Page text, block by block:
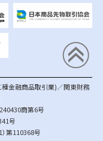
金融商品取引業)／関東財務
商第6号
号
第110368号